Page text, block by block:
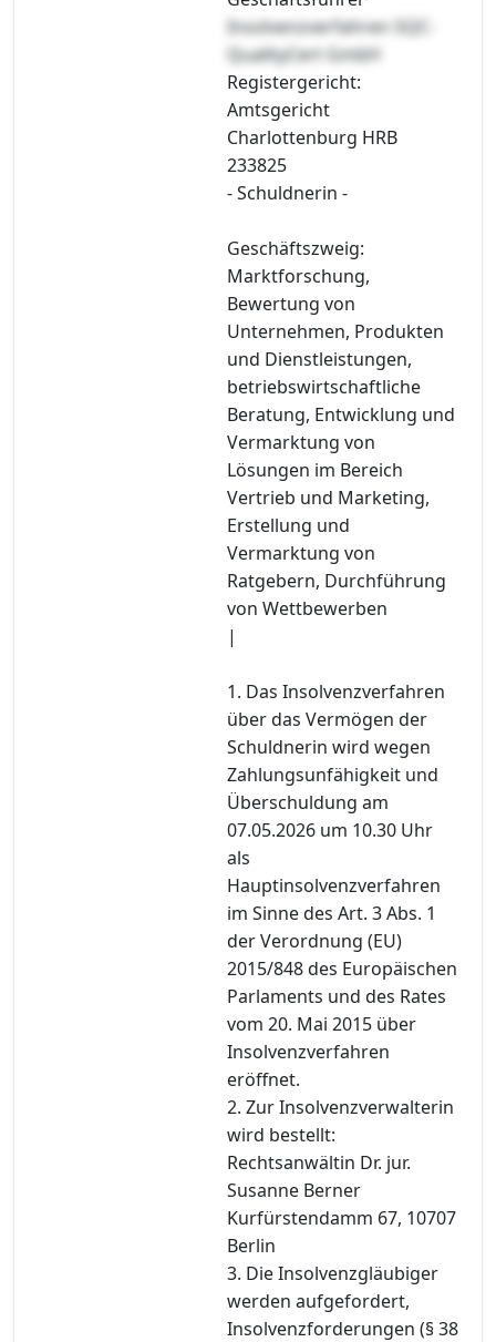
Insolvenzverfahren SQC-
QualityCert GmbH
Registergericht:
Amtsgericht
Charlottenburg HRB
233825
- Schuldnerin -
Geschäftszweig:
Marktforschung,
Bewertung von
Unternehmen, Produkten
und Dienstleistungen,
betriebswirtschaftliche
Beratung, Entwicklung und
Vermarktung von
Lösungen im Bereich
Vertrieb und Marketing,
Erstellung und
Vermarktung von
Ratgebern, Durchführung
von Wettbewerben
|
1. Das Insolvenzverfahren
über das Vermögen der
Schuldnerin wird wegen
Zahlungsunfähigkeit und
Überschuldung am
07.05.2026 um 10.30 Uhr
als
Hauptinsolvenzverfahren
im Sinne des Art. 3 Abs. 1
der Verordnung (EU)
2015/848 des Europäischen
Parlaments und des Rates
vom 20. Mai 2015 über
Insolvenzverfahren
eröffnet.
2. Zur Insolvenzverwalterin
wird bestellt:
Rechtsanwältin Dr. jur.
Susanne Berner
Kurfürstendamm 67, 10707
Berlin
3. Die Insolvenzgläubiger
werden aufgefordert,
Insolvenzforderungen (§ 38